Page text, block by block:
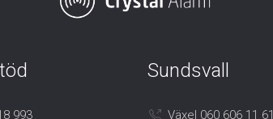
993
Sundsvall
Växel 060 606 11 61